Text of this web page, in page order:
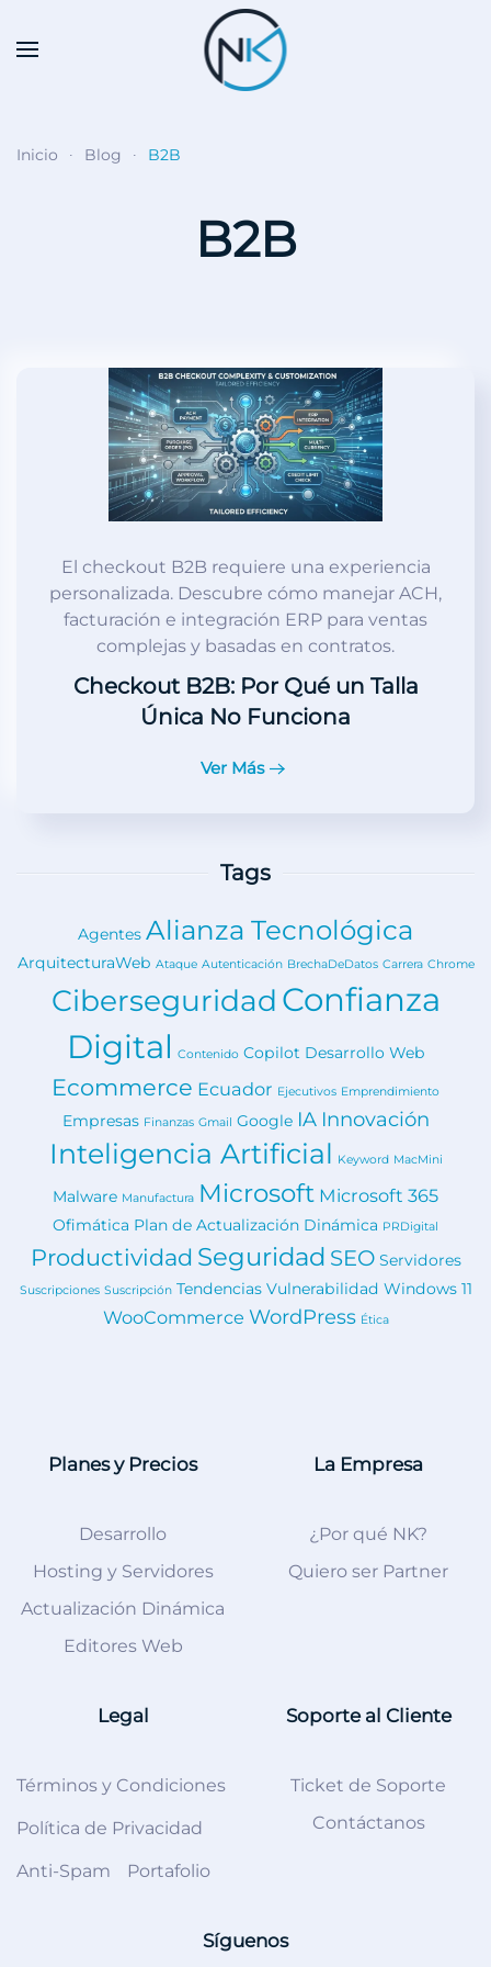
Skip to main content
Inicio Blog B2B
B2B
El checkout B2B requiere una experiencia
personalizada. Descubre cómo manejar ACH,
facturación e integración ERP para ventas
complejas y basadas en contratos.
Checkout B2B: Por Qué un Talla
Única No Funciona
Ver Más
Tags
Agentes Alianza Tecnológica
ArquitecturaWeb Ataque Autenticación BrechaDeDatos Carrera Chrome
Ciberseguridad Confianza
Digital Contenido Copilot Desarrollo Web
Ecommerce Ecuador Ejecutivos Emprendimiento
Empresas Finanzas Gmail Google IA Innovación
Inteligencia Artificial Keyword MacMini
Malware Manufactura Microsoft Microsoft 365
Ofimática Plan de Actualización Dinámica PRDigital
Productividad Seguridad SEO Servidores
Suscripciones Suscripción Tendencias Vulnerabilidad Windows 11
WooCommerce WordPress Ética
Planes y Precios
Desarrollo
Hosting y Servidores
Actualización Dinámica
Editores Web
La Empresa
¿Por qué NK?
Quiero ser Partner
Legal
Términos y Condiciones
Política de Privacidad
Anti-Spam Portafolio
Soporte al Cliente
Ticket de Soporte
Contáctanos
Síguenos